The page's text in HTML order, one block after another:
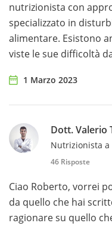
nutrizionista con
specializzato in
alimentare. Esistono
viste le sue difficoltà
1 Marzo 2023
Dott. Valerio
Nutrizionista a
46 Risposte
Ciao Roberto, vorrei
da quello che hai
ragionare su quello